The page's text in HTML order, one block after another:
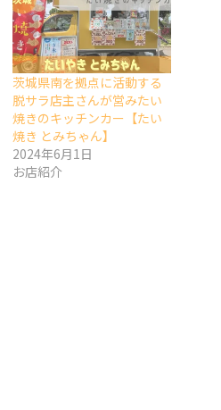
茨城県南を拠点に活動する
脱サラ店主さんが営みたい
焼きのキッチンカー【たい
焼き とみちゃん】
2024年6月1日
お店紹介